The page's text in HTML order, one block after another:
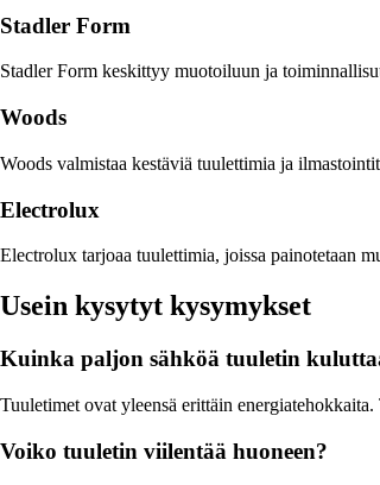
Stadler Form
Stadler Form keskittyy muotoiluun ja
Woods
Woods valmistaa kestäviä tuulettimia ja
Electrolux
Electrolux tarjoaa tuulettimia, joissa painotetaan
Usein kysytyt kysymykset
Kuinka paljon sähköä tuuletin
Tuuletimet ovat yleensä erittäin
Voiko tuuletin viilentää huoneen?